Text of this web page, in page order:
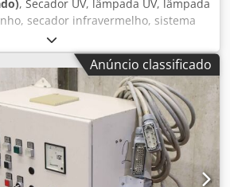
, Secador UV, lâmpada UV, lâmpada
secador infravermelho, sistema
de superfície UV -Fabricante:
UV para secagem de tintas,
D Ebj Aivekr -Tipo: Uvaprint
-Quantidade: 4 secadores UV
peça -Dimensões: 600/355/H140
Anúncio classificado